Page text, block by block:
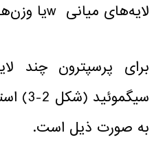
لایه‌های میانی wیا وزن‌ها را داریم.
برای پرسپترون چند
به صورت ذیل است.